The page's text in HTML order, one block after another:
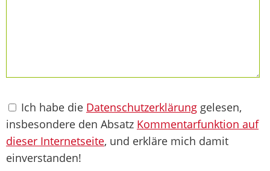
Ich habe die Datenschutzerklärung gelesen,
insbesondere den Absatz Kommentarfunktion auf
dieser Internetseite, und erkläre mich damit
einverstanden!